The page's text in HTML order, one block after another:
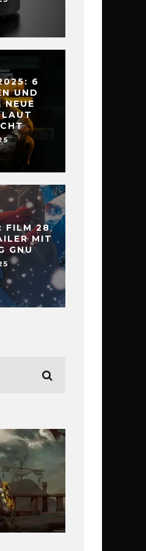
6
UND
NEUE
FILM 28
MIT
GNU